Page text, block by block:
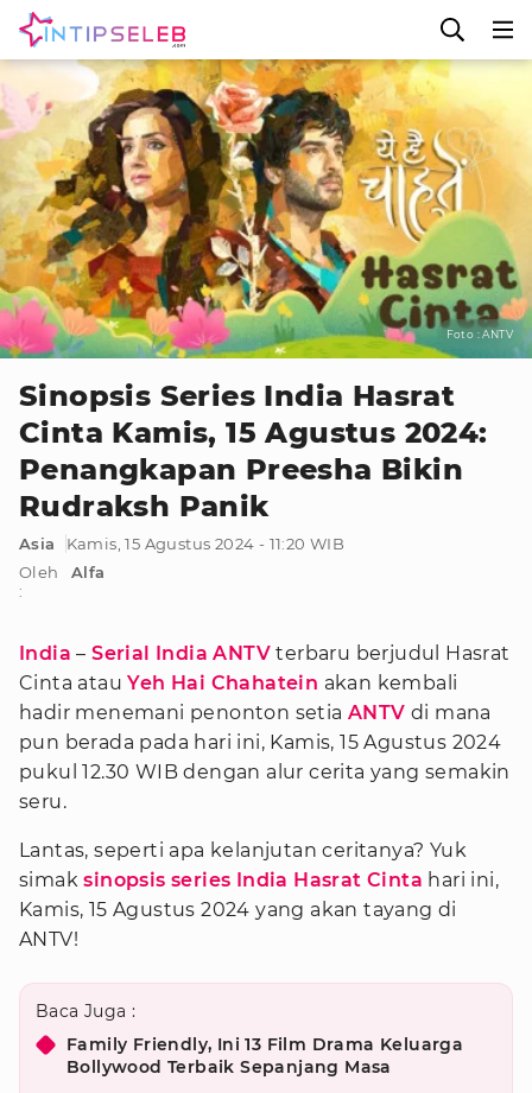
Foto : ANTV
Sinopsis Series India Hasrat
Cinta Kamis, 15 Agustus 2024:
Penangkapan Preesha Bikin
Rudraksh Panik
Asia
Kamis, 15 Agustus 2024 - 11:20 WIB
Oleh
:
Alfa
India –Serial India ANTV terbaru berjudul Hasrat
Cinta atauYeh Hai Chahatein akan kembali
hadir menemani penonton setia ANTV di mana
pun berada pada hari ini, Kamis, 15 Agustus 2024
pukul 12.30 WIB dengan alur cerita yang semakin
seru.
Lantas, seperti apa kelanjutan ceritanya? Yuk
simaksinopsis series India Hasrat Cinta hari ini,
Kamis, 15 Agustus 2024 yang akan tayang di
ANTV!
Baca Juga :
Family Friendly, Ini 13 Film Drama Keluarga
Bollywood Terbaik Sepanjang Masa